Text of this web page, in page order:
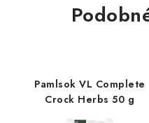
Pamlsok VL Complete
Crock Herbs 50 g